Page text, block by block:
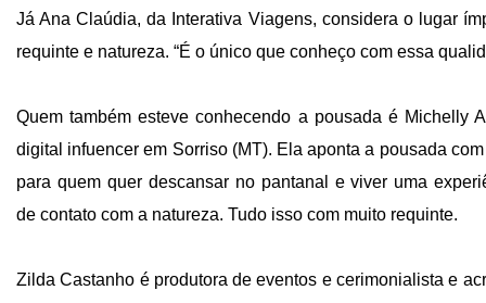
Já Ana Claúdia, da Interativa Viagens, considera o lugar
requinte e natureza. “É o único que conheço com essa
Quem também esteve conhecendo a pousada é Michelly
digital infuencer em Sorriso (MT). Ela aponta a pousada
para quem quer descansar no pantanal e viver uma
de contato com a natureza. Tudo isso com muito requinte.
Zilda Castanho é produtora de eventos e cerimonialista e